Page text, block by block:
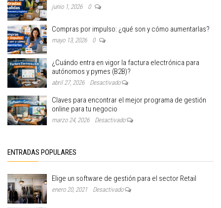
junio 1, 2026 0
Compras por impulso: ¿qué son y cómo aumentarlas?
mayo 13, 2026 0
¿Cuándo entra en vigor la factura electrónica para
autónomos y pymes (B2B)?
abril 27, 2026 Desactivado
Claves para encontrar el mejor programa de gestión
online para tu negocio
marzo 24, 2026 Desactivado
ENTRADAS POPULARES
Elige un software de gestión para el sector Retail
enero 20, 2021 Desactivado